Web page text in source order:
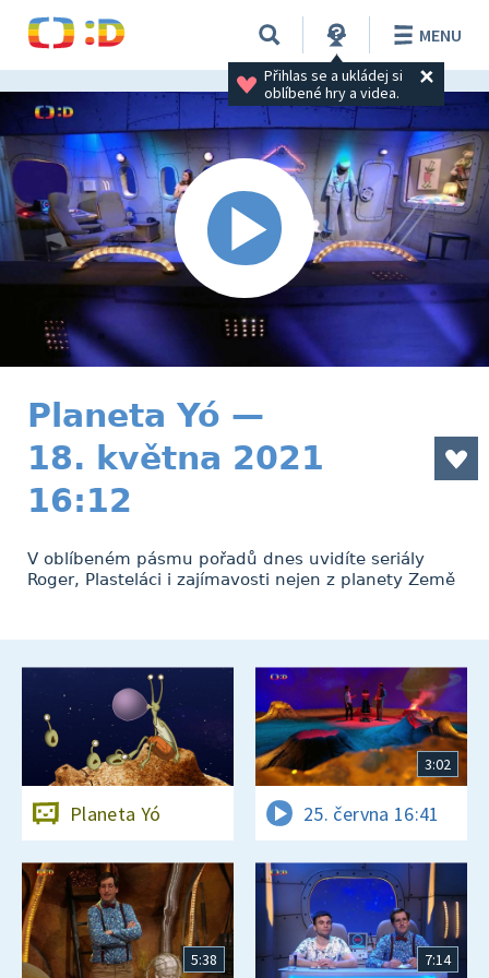
Přihlas se a ukládej si
oblíbené hry a videa.
MENU
Planeta Yó —
18. května 2021
16:12
V oblíbeném pásmu pořadů dnes uvidíte seriály
Roger, Plasteláci i zajímavosti nejen z planety Země
Planeta Yó
3:02
25. června 16:41
5:38 7:14